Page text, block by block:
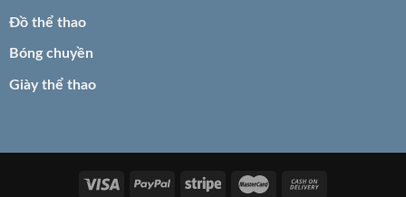
Đồ thể thao
Bóng chuyền
Giày thể thao